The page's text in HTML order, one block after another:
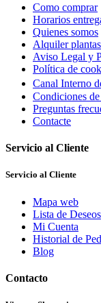
Como comprar
Horarios
Quienes somos
Alquiler
Aviso Legal y
Política de
Canal Interno
Condiciones
Preguntas
Contacte
Servicio al Cliente
Servicio al Cliente
Mapa web
Lista de Deseos
Mi Cuenta
Historial de
Blog
Contacto